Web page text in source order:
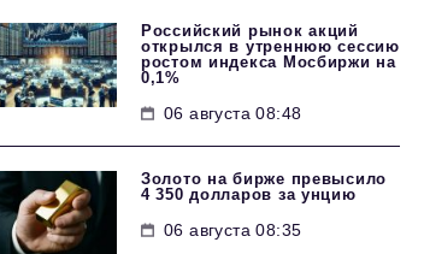
Российский рынок акций
открылся в утреннюю сессию
ростом индекса Мосбиржи на
0,1%
06 августа 08:48
Золото на бирже превысило
4 350 долларов за унцию
06 августа 08:35